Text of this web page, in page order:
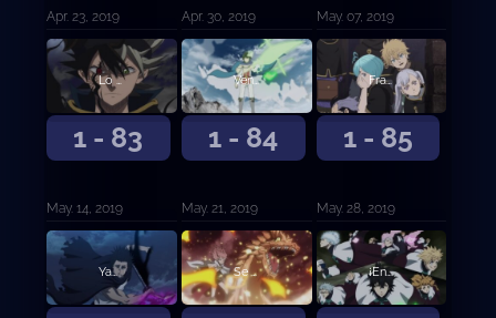
Apr. 23, 2019 Apr. 30, 2019 May. 07, 2019
1 - 83
Lo grabaré en vuestra memoria
May. 14, 2019
1 - 84
Vencedores
May. 21, 2019
1 - 85
Fraternizar al Desnudo
May. 28, 2019
Yami y Vangeance Se forman los Caballeros Reales ¡Entrada a la guardia de Ojo de la Noche Blanca!